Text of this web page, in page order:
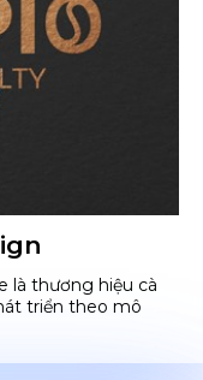
là thương hiệu cà
triển theo mô